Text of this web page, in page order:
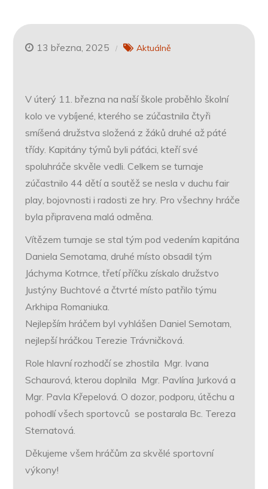
13 března, 2025 Aktuálně
V úterý 11. března na naší škole proběhlo školní
kolo ve vybíjené, kterého se zúčastnila čtyři
smíšená družstva složená z žáků druhé až páté
třídy. Kapitány týmů byli páťáci, kteří své
spoluhráče skvěle vedli. Celkem se turnaje
zúčastnilo 44 dětí a soutěž se nesla v duchu fair
play, bojovnosti i radosti ze hry. Pro všechny hráče
byla připravena malá odměna.
Vítězem turnaje se stal tým pod vedením kapitána
Daniela Semotama, druhé místo obsadil tým
Jáchyma Kotrnce, třetí příčku získalo družstvo
Justýny Buchtové a čtvrté místo patřilo týmu
Arkhipa Romaniuka.
Nejlepším hráčem byl vyhlášen Daniel Semotam,
nejlepší hráčkou Terezie Trávničková.
Role hlavní rozhodčí se zhostila Mgr. Ivana
Schaurová, kterou doplnila Mgr. Pavlína Jurková a
Mgr. Pavla Křepelová. O dozor, podporu, útěchu a
pohodlí všech sportovců se postarala Bc. Tereza
Sternatová.
Děkujeme všem hráčům za skvělé sportovní
výkony!